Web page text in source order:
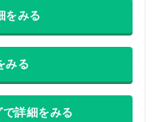
をみる
みる
詳細をみる